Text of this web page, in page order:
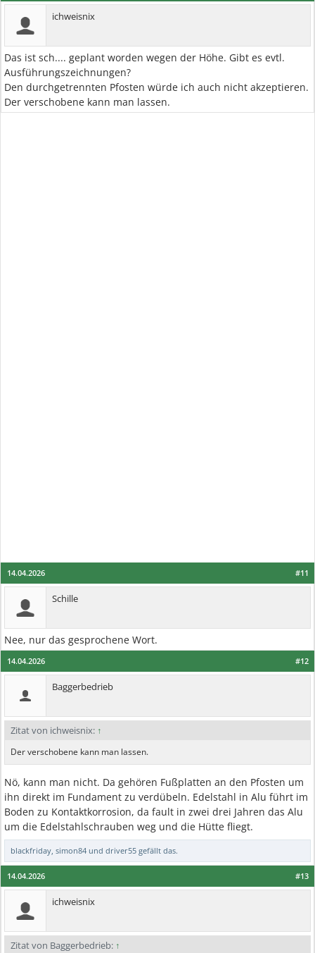
ichweisnix
Das ist sch.... geplant worden wegen der Höhe. Gibt es evtl.
Ausführungszeichnungen?
Den durchgetrennten Pfosten würde ich auch nicht akzeptieren.
Der verschobene kann man lassen.
#11
14.04.2026
Schille
Nee, nur das gesprochene Wort.
#12
14.04.2026
Baggerbedrieb
Zitat von ichweisnix: ↑
Der verschobene kann man lassen.
Nö, kann man nicht. Da gehören Fußplatten an den Pfosten um
ihn direkt im Fundament zu verdübeln. Edelstahl in Alu führt im
Boden zu Kontaktkorrosion, da fault in zwei drei Jahren das Alu
um die Edelstahlschrauben weg und die Hütte fliegt.
blackfriday, simon84 und driver55 gefällt das.
#13
14.04.2026
ichweisnix
Zitat von Baggerbedrieb: ↑